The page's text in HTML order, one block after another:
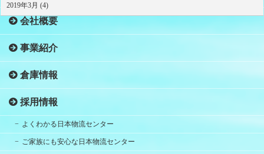
2019年3月 (4)
会社概要
事業紹介
倉庫情報
採用情報
よくわかる日本物流センター
ご家族にも安心な日本物流センター